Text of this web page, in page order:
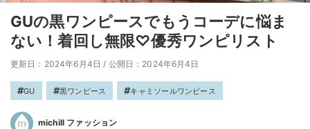
GUの黒ワンピースでもうコーデに悩ま
ない！着回し無限♡優秀ワンピリスト
更新日：2024年6月4日 / 公開日：2024年6月4日
GU 黒ワンピース キャミソールワンピース
michill ファッション